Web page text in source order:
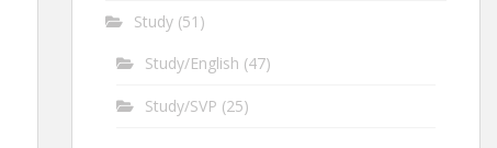
Study(51)
Study/English (47)
Study/SVP (25)